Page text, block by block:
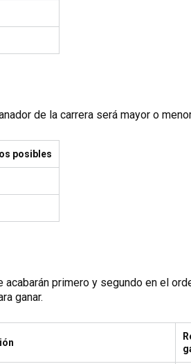
de la carrera será mayor o
posibles
primero y segundo en el
ganar.